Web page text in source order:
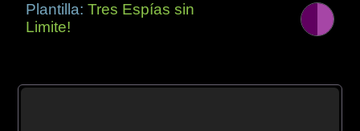
Plantilla:Tres Espías sin
Limite!